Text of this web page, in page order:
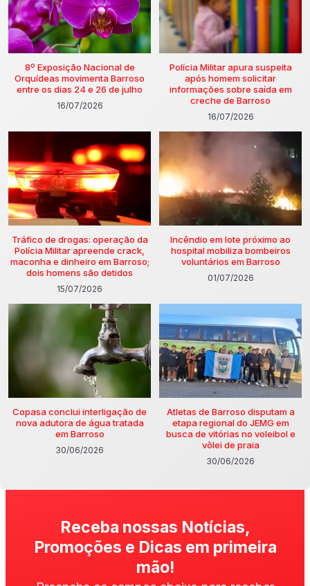
8º Exposição Nacional de
Orquídeas movimenta Barroso
entre os dias 24 e 26 de julho
16/07/2026
Polícia Militar apura suspeita
após homem solicitar
informações sobre saída em
creche de Barroso
16/07/2026
Tráfico de drogas: operação da
Polícia Militar apreende crack,
maconha e dinheiro em Barroso;
dois homens são detidos
15/07/2026
Incêndio em lote próximo ao
hospital mobiliza bombeiros
voluntários em Barroso
01/07/2026
Copasa conclui interligação de
nova adutora de água tratada
em Barroso
30/06/2026
Atletas de Barroso disputam a
etapa regional do JEMG em
busca de vitórias no voleibol e
vôlei de praia
30/06/2026
Receba nossas Notícias,
Promoções e Dicas em primeira
mão!